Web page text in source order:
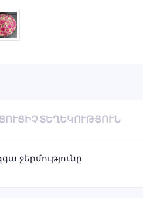
ՏԵՂԵԿՈՒԹՅՈՒՆ
ջերմությունը